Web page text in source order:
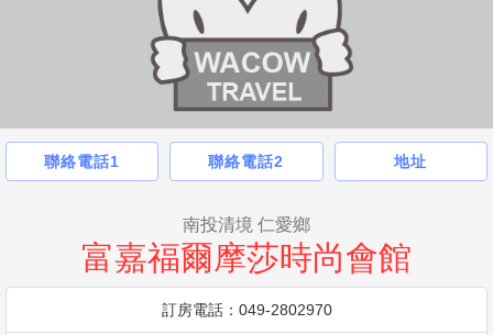
聯絡電話1 聯絡電話2 地址
南投清境 仁愛鄉
富嘉福爾摩莎時尚會館
訂房電話：049-2802970